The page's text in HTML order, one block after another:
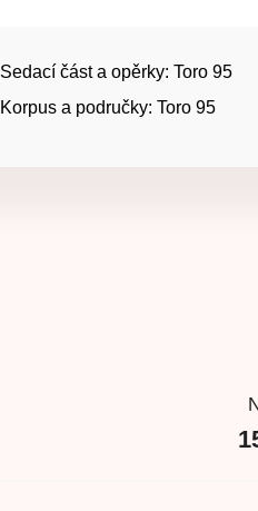
Sedací část a opěrky: Toro 95
Korpus a područky: Toro 95